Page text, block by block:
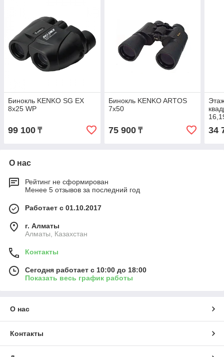
Бинокль KENKO SG EX
8x25 WP
99 100 ₸
Бинокль KENKO ARTOS
7x50
75 900₸ 34
О нас
Рейтинг не сформирован
Менее 5 отзывов за последний год
Работает с 01.10.2017
г. Алматы
Алматы, Казахстан
Контакты
Сегодня работает с 10:00 до 18:00
Показать весь график работы
О нас
Контакты